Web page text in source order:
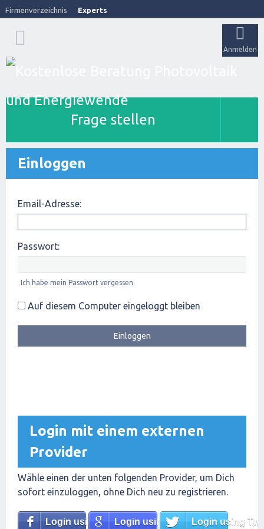
Firmenverzeichnis Experts
Anmelden
Frage stellen
Einloggen
Email-Adresse:
Passwort:
Ich habe mein Passwort vergessen
Auf diesem Computer eingeloggt bleiben
Login mit einem externen
Provider
Wähle einen der unten folgenden Provider, um Dich
sofort einzuloggen, ohne Dich neu zu registrieren.
Login using FacebookLogin using GoogleLogin using